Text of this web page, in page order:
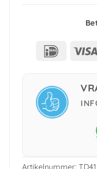
IDeal
Artikelnummer: